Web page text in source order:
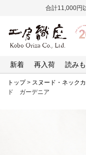
合計11,000円
新着 再入荷 読み
トップ> スヌード・ネック
ド ガーデニア